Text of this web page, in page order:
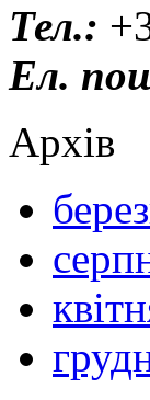
Тел.:
Ел.
Архів